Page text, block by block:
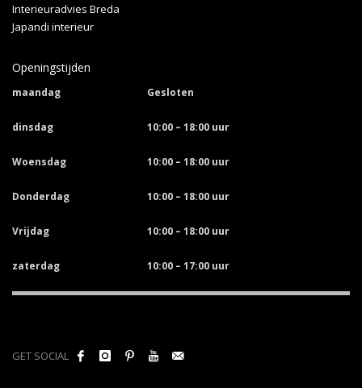
Interieuradvies Breda
Japandi interieur
Openingstijden
maandag Gesloten
dinsdag 10:00 – 18:00 uur
Woensdag 10:00 – 18:00 uur
Donderdag 10:00 – 18:00 uur
Vrijdag 10:00 – 18:00 uur
zaterdag 10:00 – 17:00 uur
GET SOCIAL